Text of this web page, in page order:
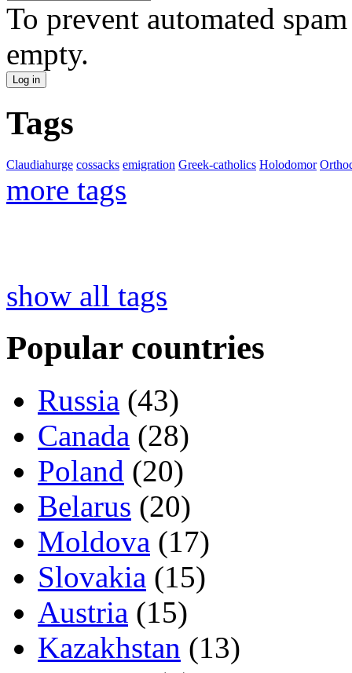
To prevent automated
empty.
Tags
Claudiahurge cossacks emigration Greek-catholics Holodomor
more tags
show all tags
Popular countries
Russia (43)
Canada (28)
Poland (20)
Belarus (20)
Moldova (17)
Slovakia (15)
Austria (15)
Kazakhstan (13)